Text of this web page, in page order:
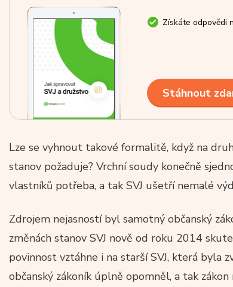
Získáte odpovědi
Stáhnout
Lze se vyhnout takové formalitě, když na
stanov požaduje? Vrchní soudy konečně
vlastníků potřeba, a tak SVJ ušetří nemalé
Zdrojem nejasností byl samotný občanský
změnách stanov SVJ nově od roku 2014
povinnost vztáhne i na starší SVJ, která byla
občanský zákoník úplně opomněl, a tak